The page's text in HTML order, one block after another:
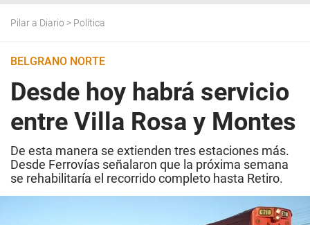
Pilar a Diario > Política
BELGRANO NORTE
Desde hoy habrá servicio
entre Villa Rosa y Montes
De esta manera se extienden tres estaciones más.
Desde Ferrovías señalaron que la próxima semana
se rehabilitaría el recorrido completo hasta Retiro.